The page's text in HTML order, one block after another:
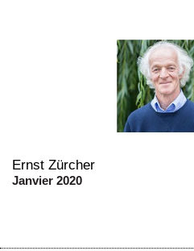
Ernst Zürcher
Janvier 2020